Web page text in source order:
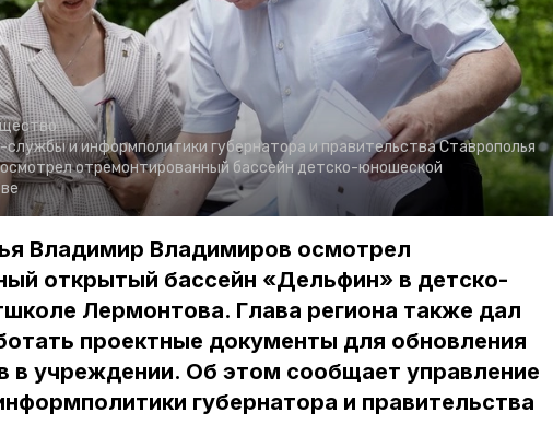
службы и информполитики губернатора и правительства Ставрополья
отремонтированный бассейн детско-юношеской
Владимир Владимиров осмотрел
открытый бассейн «Дельфин» в детско-
Лермонтова. Глава региона также дал
проектные документы для обновления
в учреждении. Об этом сообщает управление
губернатора и правительства